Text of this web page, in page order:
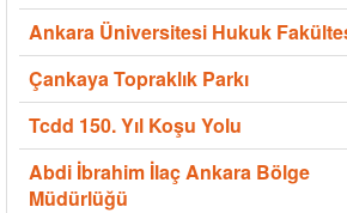
Ankara Üniversitesi Hukuk
Çankaya Topraklık Parkı
Tcdd 150. Yıl Koşu Yolu
Abdi İbrahim İlaç Ankara Bölge
Müdürlüğü